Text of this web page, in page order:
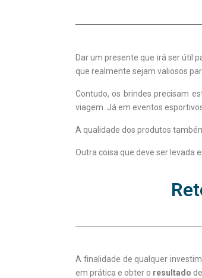
Dar um presente que irá ser útil
que realmente sejam valiosos
Contudo, os brindes precisam
viagem. Já em eventos
A qualidade dos produtos
Outra coisa que deve ser levada
A finalidade de qualquer
em prática e obter o resultado